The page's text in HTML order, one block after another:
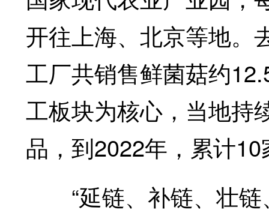
开往上海、北京等地。
工厂共销售鲜菌菇约
工板块为核心，当地持
品，到2022年，累计
“延链、补链、壮链